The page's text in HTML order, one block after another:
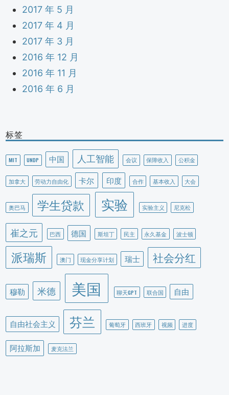
2017 年 5 月
2017 年 4 月
2017 年 3 月
2016 年 12 月
2016 年 11 月
2016 年 6 月
标签
MIT UNDP 中国 人工智能 会议 保障收入 公积金
加拿大 劳动力自由化 卡尔 印度 合作 基本收入 大会
奥巴马 学生贷款 实验 实验主义 尼克松
崔之元 巴西 德国 斯坦丁 民主 永久基金 波士顿
派瑞斯 澳门 现金分享计划 瑞士 社会分红
穆勒 米德 美国 聊天GPT 联合国 自由
自由社会主义 芬兰 葡萄牙 西班牙 视频 进度
阿拉斯加 麦克法兰